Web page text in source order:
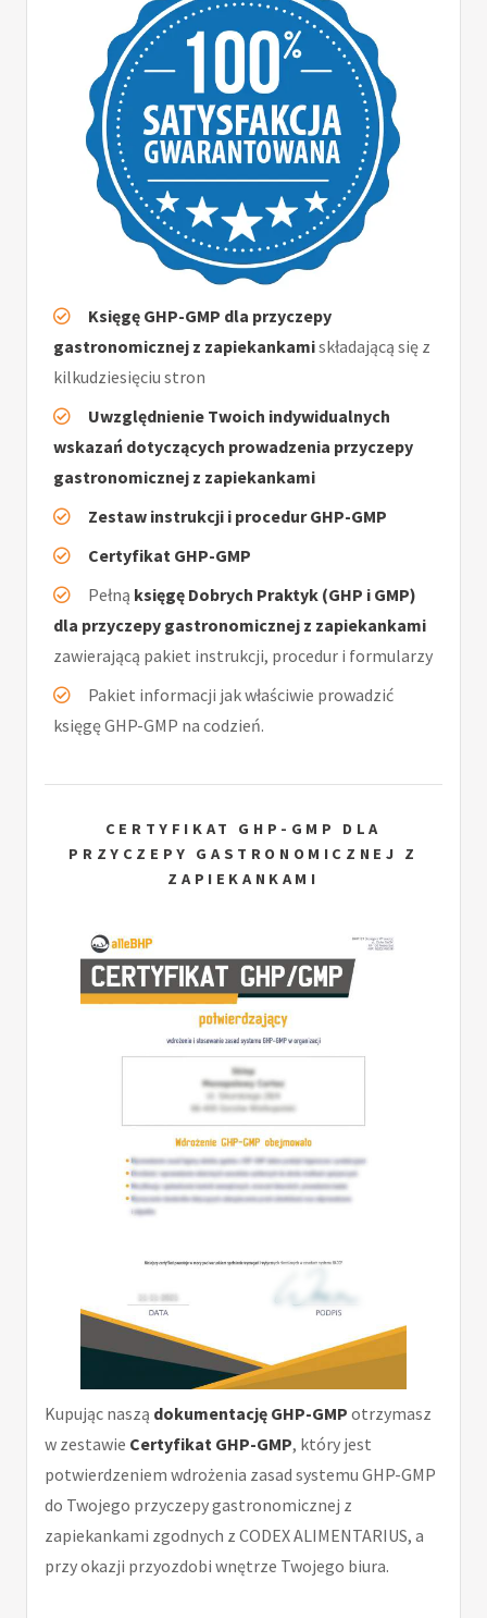
Księgę GHP-GMP dla przyczepy
gastronomicznej z zapiekankamiskładającą się z
kilkudziesięciu stron
Uwzględnienie Twoich indywidualnych
wskazań dotyczących prowadzenia przyczepy
gastronomicznej z zapiekankami
Zestaw instrukcji i procedur GHP-GMP
Certyfikat GHP-GMP
Pełną księgę Dobrych Praktyk (GHP i GMP)
dla przyczepy gastronomicznej z zapiekankami
zawierającą pakiet instrukcji, procedur i formularzy
Pakiet informacji jak właściwie prowadzić
księgę GHP-GMP na codzień.
CERTYFIKAT GHP-GMP DLA
PRZYCZEPY GASTRONOMICZNEJ Z
ZAPIEKANKAMI
Kupując naszą dokumentację GHP-GMP otrzymasz
w zestawie Certyfikat GHP-GMP, który jest
potwierdzeniem wdrożenia zasad systemu GHP-GMP
do Twojego przyczepy gastronomicznej z
zapiekankami zgodnych z CODEX ALIMENTARIUS, a
przy okazji przyozdobi wnętrze Twojego biura.